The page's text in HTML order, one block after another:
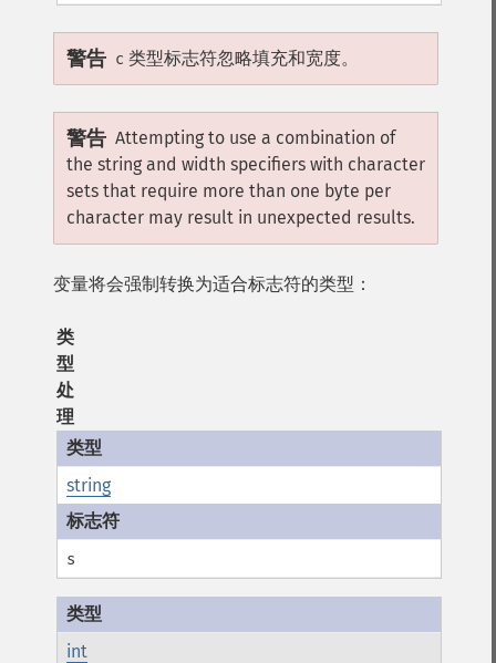
警告 c 类型标志符忽略填充和宽度。
警告 Attempting to use a combination of
the string and width specifiers with character
sets that require more than one byte per
character may result in unexpected results.
变量将会强制转换为适合标志符的类型：
类
型
处
理
string
s
int